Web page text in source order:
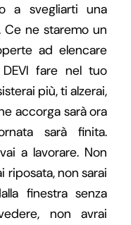
a svegliarti una
Ce ne staremo un
ad elencare
fare nel tuo
più, ti alzerai,
accorga sarà ora
sarà finita.
a lavorare. Non
riposata, non sarai
finestra senza
non avrai